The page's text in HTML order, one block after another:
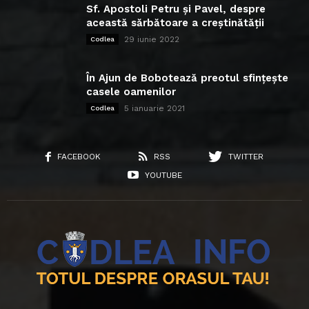
Sf. Apostoli Petru și Pavel, despre
această sărbătoare a creștinătății
Codlea 29 iunie 2022
În Ajun de Bobotează preotul sfințește
casele oamenilor
Codlea 5 ianuarie 2021
FACEBOOK RSS
TWITTER
YOUTUBE